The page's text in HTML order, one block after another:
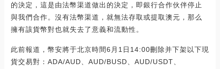
的決定，這是由法幣渠道做出的決定，即銀行合作伙伴停止
與我們合作。沒有法幣渠道，就無法存取或提取澳元，那么
擁有該貨幣對也就失去了意義和流動性。
此前報道，幣安將于北京時間6月1日14:00刪除并下架以下現
貨交易對：ADA/AUD、AUD/BUSD、AUD/USDT、